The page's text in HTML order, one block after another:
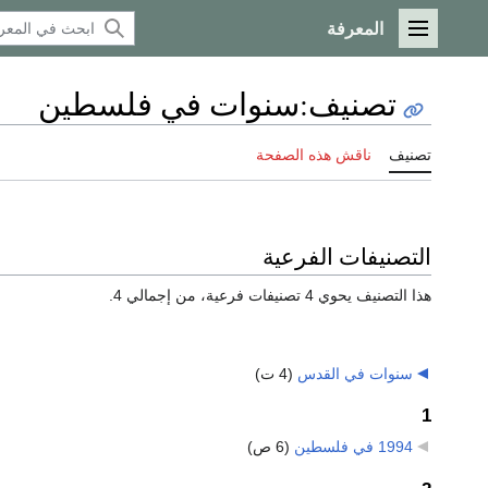
القائمة الرئيسية
المعرفة
تصنيف:سنوات في فلسطين
تصنيف ناقش هذه الصفحة
التصنيفات الفرعية
هذا التصنيف يحوي 4 تصنيفات فرعية، من إجمالي 4.
سنوات في القدس (4 ت)
1
1994 في فلسطين (6 ص)